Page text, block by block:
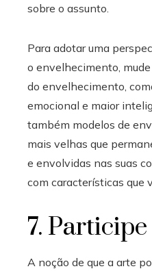
sobre o assunto.
Para adotar uma
o envelhecimento,
do envelhecimento,
emocional e maior
também modelos de
mais velhas que
e envolvidas nas suas
com características que
7.
A noção de que a arte